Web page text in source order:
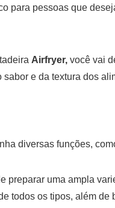
para pessoas que
Airfryer, você vai
e da textura dos
diversas funções,
preparar uma ampla
todos os tipos, além de